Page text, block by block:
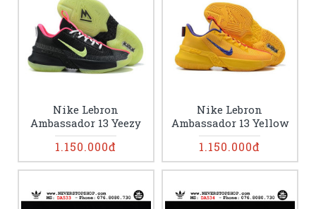
Nike Lebron
Ambassador 13 Yeezy
1.150.000đ
Nike Lebron
Ambassador 13 Yellow
1.150.000đ